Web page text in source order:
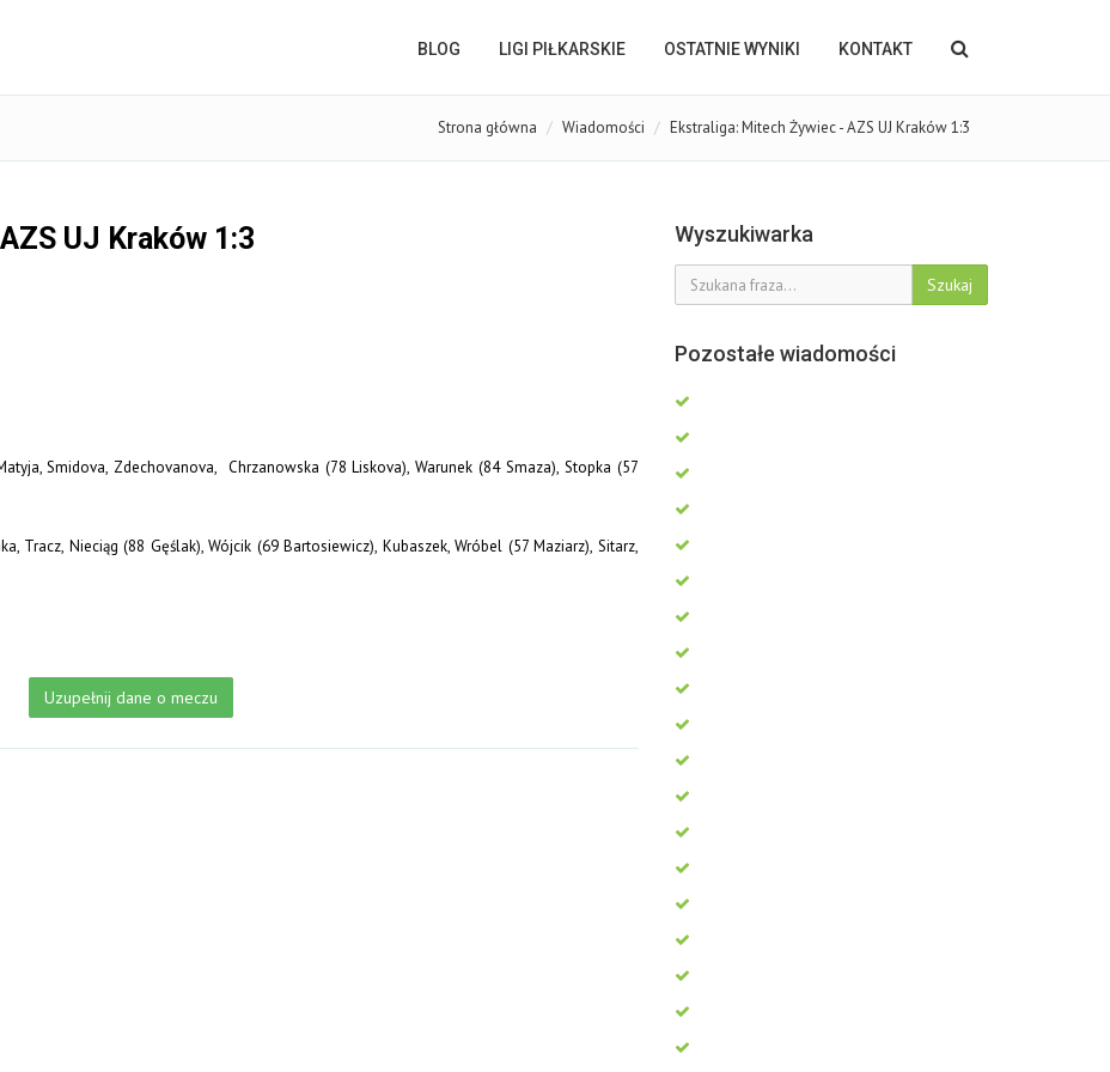
BLOG LIGI PIŁKARSKIE OSTATNIE WYNIKI KONTAKT
Strona główna Wiadomości Ekstraliga: Mitech Żywiec - AZS UJ Kraków 1:3
UJ Kraków 1:3
Smidova, Zdechovanova, Chrzanowska (78 Liskova), Warunek (84 Smaza), Stopka (57
Tracz, Nieciąg (88 Gęślak), Wójcik (69 Bartosiewicz), Kubaszek, Wróbel (57 Maziarz), Sitarz,
Uzupełnij dane o meczu
Wyszukiwarka
Szukaj
Pozostałe wiadomości